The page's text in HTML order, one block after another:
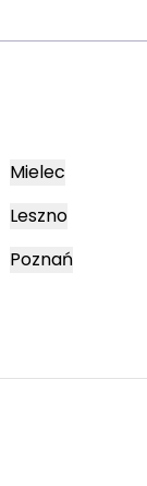
Mielec
Leszno
Poznań